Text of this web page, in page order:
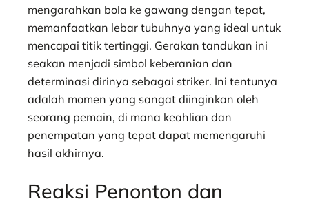
mengarahkan bola ke gawang dengan tepat,
memanfaatkan lebar tubuhnya yang ideal untuk
mencapai titik tertinggi. Gerakan tandukan ini
seakan menjadi simbol keberanian dan
determinasi dirinya sebagai striker. Ini tentunya
adalah momen yang sangat diinginkan oleh
seorang pemain, di mana keahlian dan
penempatan yang tepat dapat memengaruhi
hasil akhirnya.
Reaksi Penonton dan